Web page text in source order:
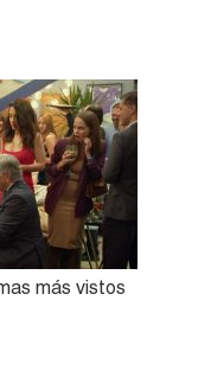
más vistos